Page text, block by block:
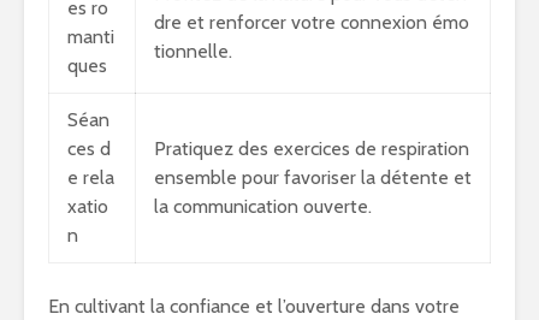
es ro
manti
ques
dre et renforcer votre connexion émo
tionnelle.
Séan
ces d
e rela
xatio
n
Pratiquez des exercices de respiration
ensemble pour favoriser la détente et
la communication ouverte.
En cultivant la confiance et l’ouverture dans votre